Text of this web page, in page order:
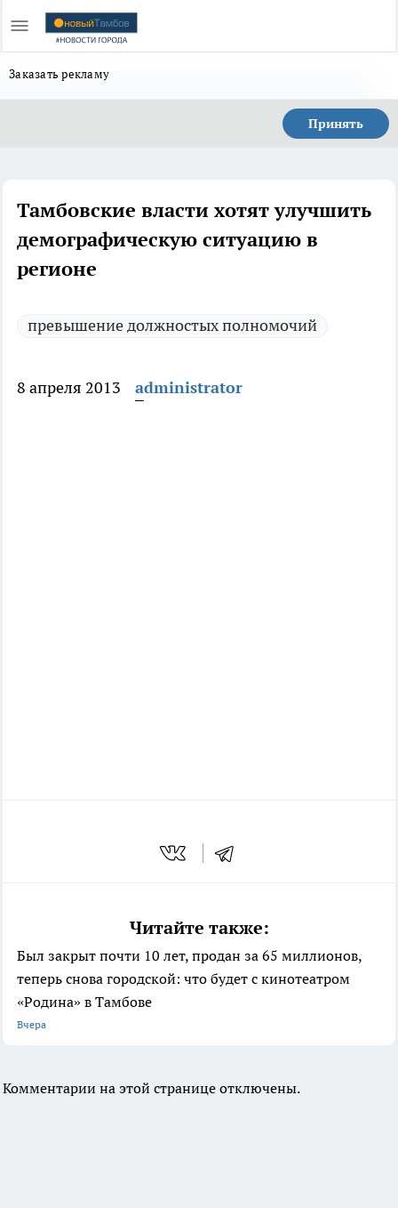
Заказать рекламу
Принять
Тамбовские власти хотят улучшить
демографическую ситуацию в
регионе
превышение должностых полномочий
8 апреля 2013 administrator
Читайте также:
Был закрыт почти 10 лет, продан за 65 миллионов,
теперь снова городской: что будет с кинотеатром
«Родина» в Тамбове
Вчера
Комментарии на этой странице отключены.